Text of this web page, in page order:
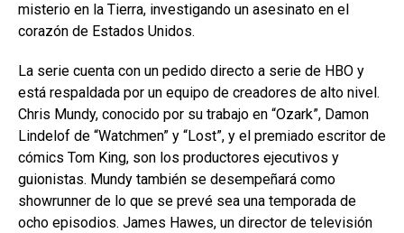
misterio en la Tierra, investigando un asesinato en el
corazón de Estados Unidos.
La serie cuenta con un pedido directo a serie de HBO y
está respaldada por un equipo de creadores de alto nivel.
Chris Mundy, conocido por su trabajo en “Ozark”, Damon
Lindelof de “Watchmen” y “Lost”, y el premiado escritor de
cómics Tom King, son los productores ejecutivos y
guionistas. Mundy también se desempeñará como
showrunner de lo que se prevé sea una temporada de
ocho episodios. James Hawes, un director de televisión